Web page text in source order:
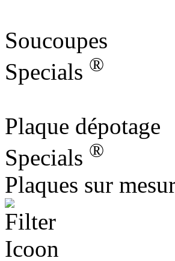
Soucoupes
Specials ®
Plaque dépotage
Specials ®
Plaques sur